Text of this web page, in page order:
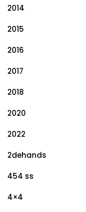
2014
2015
2016
2017
2018
2020
2022
2dehands
454 ss
4×4